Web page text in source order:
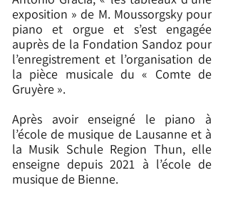
exposition » de M. Moussorgsky pour
piano et orgue et s’est engagée
auprès de la Fondation Sandoz pour
l’enregistrement et l’organisation de
la pièce musicale du « Comte de
Gruyère ».
Après avoir enseigné le piano à
l’école de musique de Lausanne et à
la Musik Schule Region Thun, elle
enseigne depuis 2021 à l’école de
musique de Bienne.